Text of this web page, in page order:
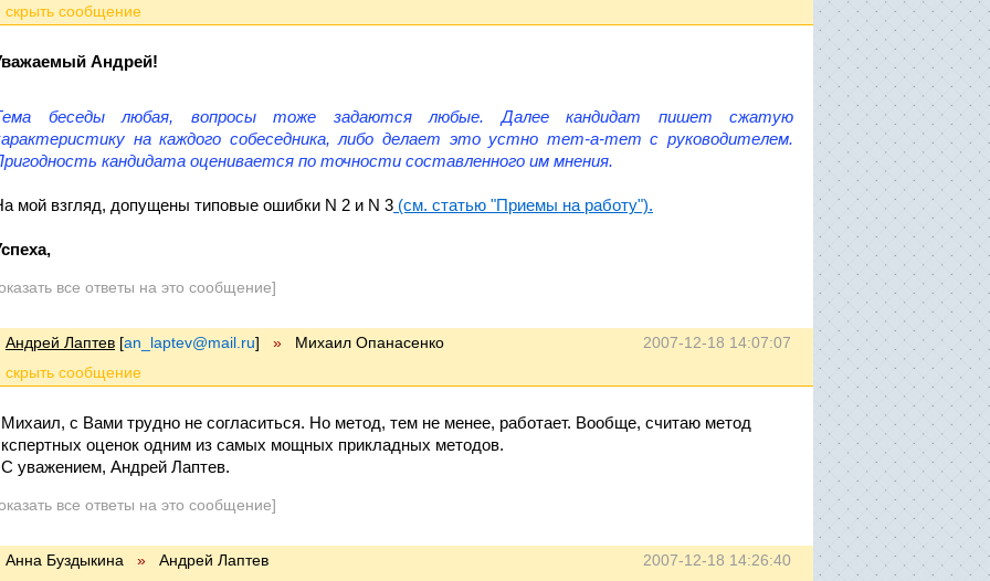
Андрей!
беседы любая, вопросы тоже задаются любые. Далее кандидат пишет сжатую
на каждого собеседника, либо делает это устно тет-а-тет с руководителем.
кандидата оценивается по точности составленного им мнения.
мой взгляд, допущены типовые ошибки N 2 и N 3 (см. статью "Приемы на работу").
все ответы на это сообщение]
2007-12-18 14:07:07
Андрей Лаптев [an_laptev@mail.ru] » Михаил Опанасенко
с Вами трудно не согласиться. Но метод, тем не менее, работает. Вообще, считаю метод
оценок одним из самых мощных прикладных методов.
уважением, Андрей Лаптев.
все ответы на это сообщение]
2007-12-18 14:26:40
Анна Буздыкина » Андрей Лаптев